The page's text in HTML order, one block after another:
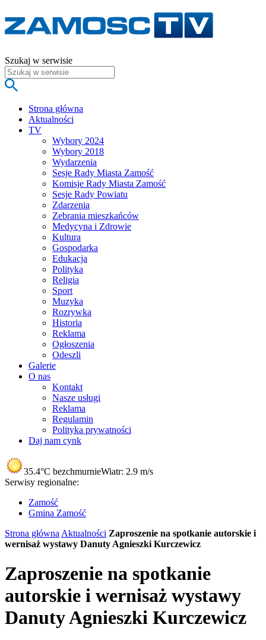
Szukaj w serwisie
Strona główna
Aktualności
TV
Wybory 2024
Wybory 2018
Wydarzenia
Sesje Rady Miasta Zamość
Komisje Rady Miasta Zamość
Sesje Rady Powiatu
Zdarzenia
Zebrania mieszkańców
Medycyna i Zdrowie
Kultura
Gospodarka
Edukacja
Polityka
Religia
Sport
Muzyka
Rozrywka
Historia
Reklama
Ogłoszenia
Odeszli
Galerie
O nas
Kontakt
Nasze usługi
Reklama
Regulamin
Polityka prywatności
Daj nam cynk
35.4°C bezchmurnieWiatr: 2.9 m/s
Serwisy regionalne:
Zamość
Gmina Zamość
Strona główna Aktualności Zaproszenie na spotkanie autorskie i
wernisaż wystawy Danuty Agnieszki Kurczewicz
Zaproszenie na spotkanie
autorskie i wernisaż wystawy
Danuty Agnieszki Kurczewicz